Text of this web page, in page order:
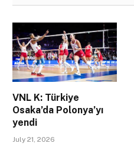
VNL K: Türkiye
Osaka’da Polonya’yı
yendi
July 21, 2026